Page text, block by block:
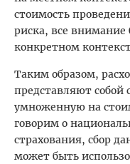
стоимость
риска, все внимание
конкретном
Таким образом,
представляют собой
умноженную на
говорим о
страхования, сбор
может быть